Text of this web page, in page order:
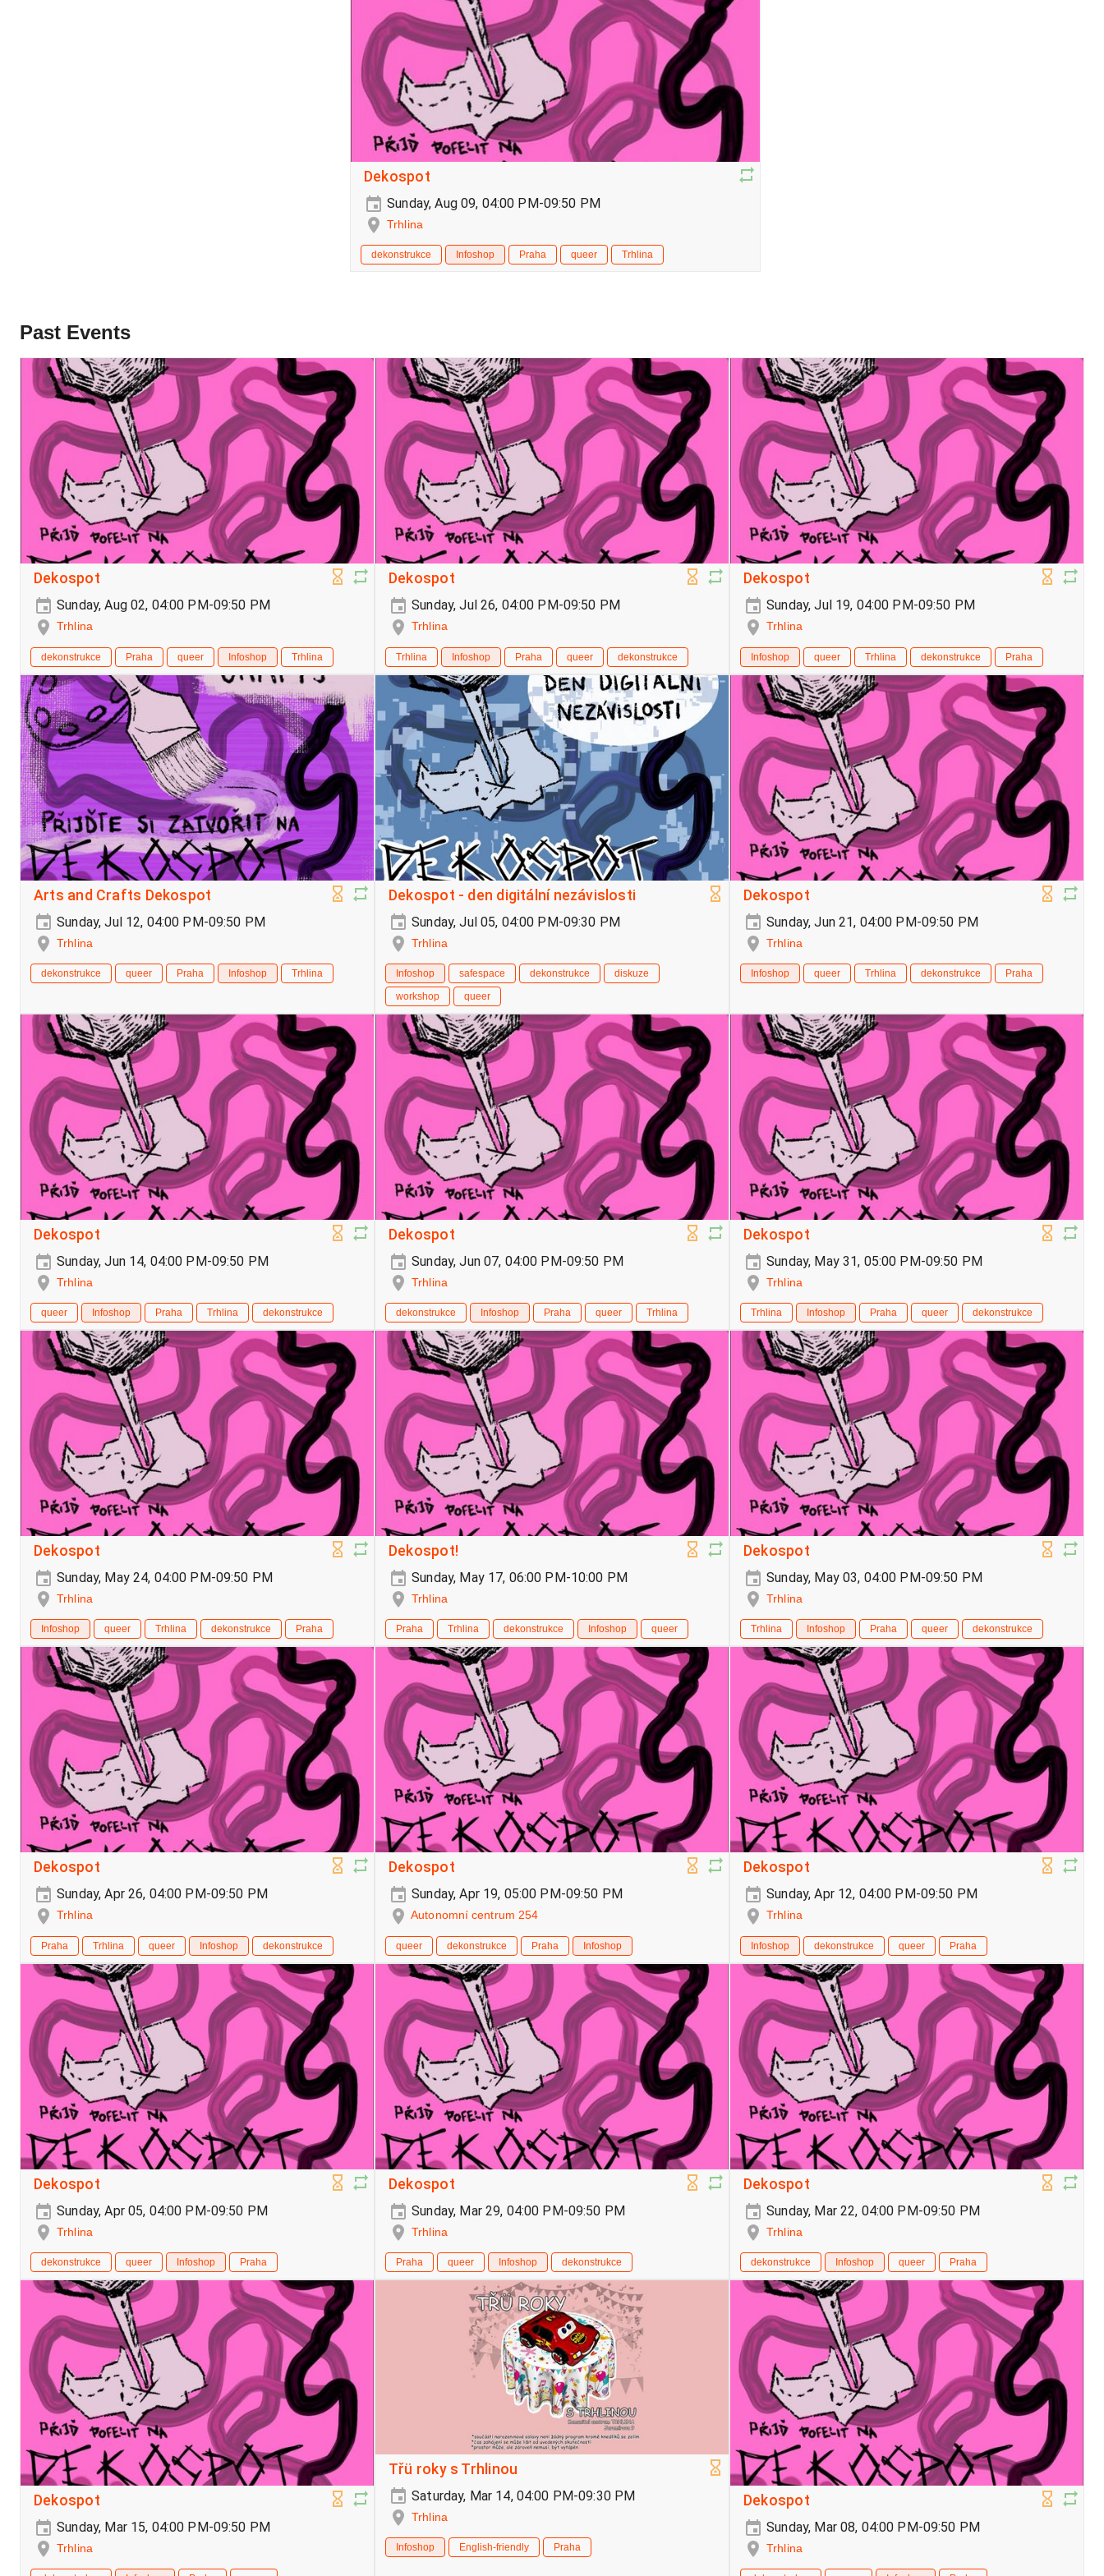
Dekospot
Sunday, Aug 09, 04:00 PM-09:50 PM
Trhlina
dekonstrukce Infoshop Praha queer Trhlina
Past Events
Dekospot
Sunday, Aug 02, 04:00 PM-09:50 PM
Trhlina
dekonstrukce Praha queer Infoshop Trhlina
Dekospot
Sunday, Jul 26, 04:00 PM-09:50 PM
Trhlina
Trhlina Infoshop Praha queer dekonstrukce
Dekospot
Sunday, Jul 19, 04:00 PM-09:50 PM
Trhlina
Infoshop queer Trhlina dekonstrukce Praha
Arts and Crafts Dekospot
Sunday, Jul 12, 04:00 PM-09:50 PM
Trhlina
dekonstrukce queer Praha Infoshop Trhlina
Dekospot - den digitální nezávislosti
Sunday, Jul 05, 04:00 PM-09:30 PM
Trhlina
Infoshop safespace dekonstrukce
diskuze
workshop
queer
Dekospot
Sunday, Jun 21, 04:00 PM-09:50 PM
Trhlina
Infoshop queer Trhlina dekonstrukce Praha
Dekospot
Sunday, Jun 14, 04:00 PM-09:50 PM
Trhlina
queer Infoshop Praha Trhlina dekonstrukce
Dekospot
Sunday, Jun 07, 04:00 PM-09:50 PM
Trhlina
dekonstrukce Infoshop Praha queer Trhlina
Dekospot
Sunday, May 31, 05:00 PM-09:50 PM
Trhlina
Trhlina Infoshop Praha queer dekonstrukce
Dekospot
Sunday, May 24, 04:00 PM-09:50 PM
Trhlina
Infoshop queer Trhlina dekonstrukce Praha
Dekospot!
Sunday, May 17, 06:00 PM-10:00 PM
Trhlina
Praha Trhlina dekonstrukce Infoshop queer
Dekospot
Sunday, May 03, 04:00 PM-09:50 PM
Trhlina
Trhlina Infoshop Praha queer dekonstrukce
Dekospot
Sunday, Apr 26, 04:00 PM-09:50 PM
Trhlina
Praha Trhlina queer Infoshop dekonstrukce
Dekospot
Sunday, Apr 19, 05:00 PM-09:50 PM
Autonomní centrum 254
queer dekonstrukce Praha Infoshop
Dekospot
Sunday, Apr 12, 04:00 PM-09:50 PM
Trhlina
Infoshop dekonstrukce queer Praha
Dekospot
Sunday, Apr 05, 04:00 PM-09:50 PM
Trhlina
dekonstrukce queer Infoshop Praha
Dekospot
Sunday, Mar 29, 04:00 PM-09:50 PM
Trhlina
Praha queer Infoshop dekonstrukce
Dekospot
Sunday, Mar 22, 04:00 PM-09:50 PM
Trhlina
dekonstrukce Infoshop queer Praha
Dekospot
Sunday, Mar 15, 04:00 PM-09:50 PM
Trhlina
Třü roky s Trhlinou
Saturday, Mar 14, 04:00 PM-09:30 PM
Trhlina
Infoshop English-friendly Praha
Dekospot
Sunday, Mar 08, 04:00 PM-09:50 PM
Trhlina